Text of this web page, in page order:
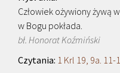
Człowiek ożywiony żywą
w Bogu pokłada.
bł. Honorat Koźmiński
1 Krl 19, 9a. 11-